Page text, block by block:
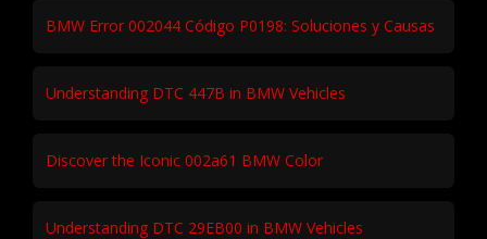
BMW Error 002044 Código P0198: Soluciones y Causas
Understanding DTC 447B in BMW Vehicles
Discover the Iconic 002a61 BMW Color
Understanding DTC 29EB00 in BMW Vehicles